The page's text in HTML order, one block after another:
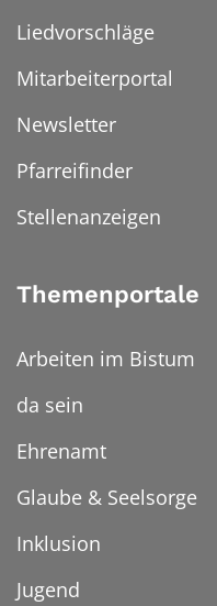
Liedvorschläge
Mitarbeiterportal
Newsletter
Pfarreifinder
Stellenanzeigen
Themenportale
Arbeiten im Bistum
da sein
Ehrenamt
Glaube & Seelsorge
Inklusion
Jugend